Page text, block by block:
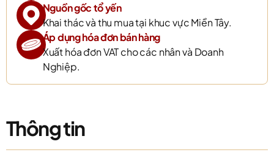
Nguồn gốc tổ yến
Khai thác và thu mua tại khuc vực Miền Tây.
Áp dụng hóa đơn bán hàng
Xuất hóa đơn VAT cho các nhân và Doanh
Nghiệp.
Thông tin